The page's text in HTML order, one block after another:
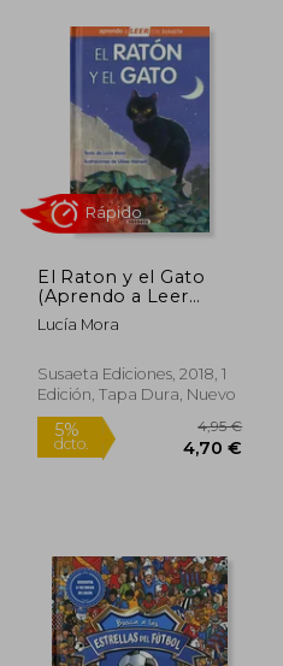
5%
El Raton y el Gato
(Aprendo a Leer
Susaeta, N. 0) (4-5
Años)
Lucía Mora
Susaeta Ediciones, 2018, 1
Edición, Tapa Dura, Nuevo